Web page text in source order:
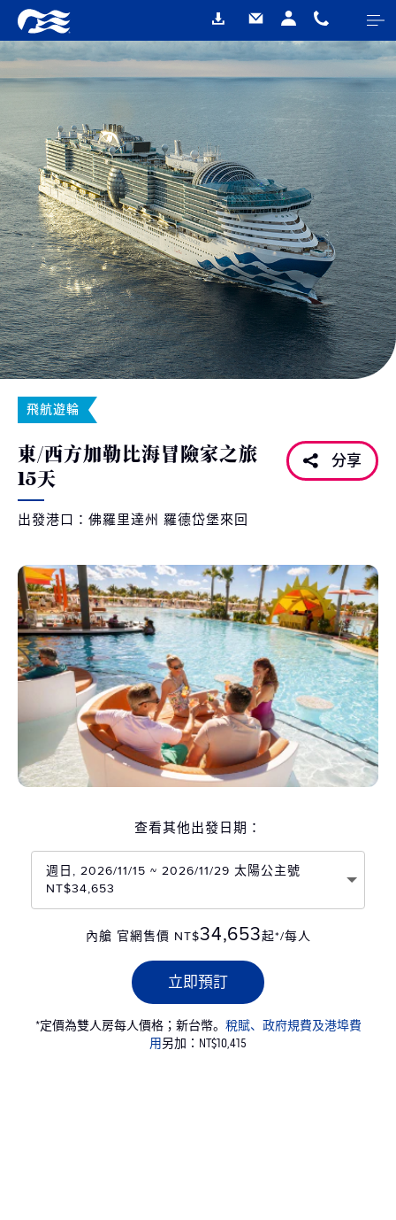
飛航遊輪
東/西方加勒比海冒險家之旅
15天
出發港口：佛羅里達州 羅德岱堡來回
分享
查看其他出發日期：
週日, 2026/11/15 ~ 2026/11/29 太陽公主號
NT$34,653
內艙 官網售價 NT$34,653起*/每人
立即預訂
*定價為雙人房每人價格；新台幣。 稅賦、政府規費及港埠費
用另加：NT$10,415